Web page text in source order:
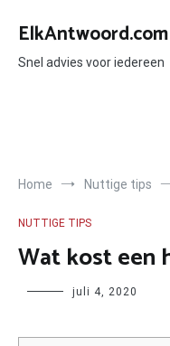
naar
inhoud
ElkAntwoord.com
Snel advies voor iedereen
Home Nuttige tips
NUTTIGE TIPS
Wat kost een
Author juli 4, 2020